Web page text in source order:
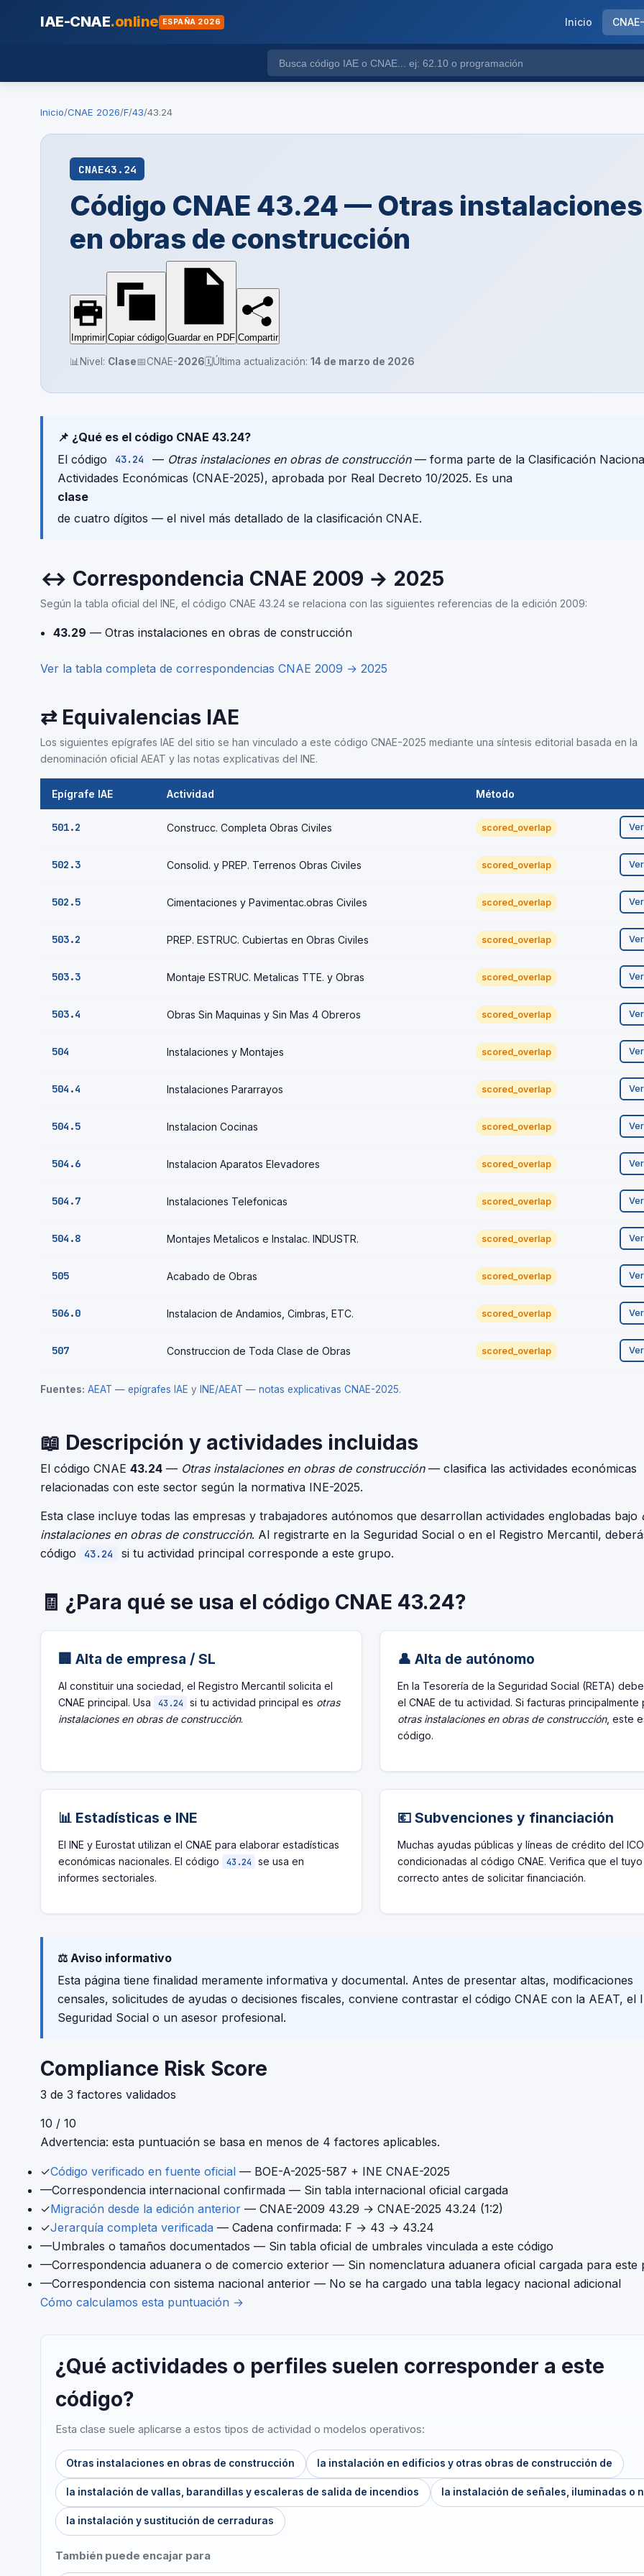
IAE-CNAE.online ESPAÑA 2026 Inicio
Inicio/CNAE 2026/F/43/43.24
CNAE43.24
Código CNAE 43.24 — Otras instalaciones
en obras de construcción
Imprimir Copiar código Guardar en PDF Compartir
📊 Nivel: Clase📅CNAE-2026🗓️Última actualización: 14 de marzo de 2026
📌 ¿Qué es el código CNAE 43.24?
El código
43.24 — Otras instalaciones en obras de construcción— forma parte de la Clasificación
Actividades Económicas (CNAE-2025), aprobada por Real Decreto 10/2025. Es una
clase
de cuatro dígitos — el nivel más detallado de la clasificación CNAE.
↔ Correspondencia CNAE 2009 → 2025
Según la tabla oficial del INE, el código CNAE 43.24 se relaciona con las siguientes referencias de la edición 2009:
43.29 — Otras instalaciones en obras de construcción
Ver la tabla completa de correspondencias CNAE 2009 → 2025
⇄ Equivalencias IAE
Los siguientes epígrafes IAE del sitio se han vinculado a este código CNAE-2025 mediante una síntesis editorial basada en la
denominación oficial AEAT y las notas explicativas del INE.
Epígrafe IAE Actividad Método
501.2 Construcc. Completa Obras Civiles scored_overlap
502.3 Consolid. y PREP. Terrenos Obras Civiles scored_overlap
502.5 Cimentaciones y Pavimentac.obras Civiles scored_overlap
503.2 PREP. ESTRUC. Cubiertas en Obras Civiles scored_overlap
503.3 Montaje ESTRUC. Metalicas TTE. y Obras scored_overlap
503.4 Obras Sin Maquinas y Sin Mas 4 Obreros scored_overlap
504 Instalaciones y Montajes scored_overlap
504.4 Instalaciones Pararrayos scored_overlap
504.5 Instalacion Cocinas scored_overlap
504.6 Instalacion Aparatos Elevadores scored_overlap
504.7 Instalaciones Telefonicas scored_overlap
504.8 Montajes Metalicos e Instalac. INDUSTR. scored_overlap
505 Acabado de Obras scored_overlap
506.0 Instalacion de Andamios, Cimbras, ETC. scored_overlap
507 Construccion de Toda Clase de Obras scored_overlap
Fuentes: AEAT — epígrafes IAE y INE/AEAT — notas explicativas CNAE-2025.
📖 Descripción y actividades incluidas
El código CNAE 43.24 — Otras instalaciones en obras de construcción— clasifica las actividades económicas
relacionadas con este sector según la normativa INE-2025.
Esta clase incluye todas las empresas y trabajadores autónomos que desarrollan actividades englobadas bajo
instalaciones en obras de construcción. Al registrarte en la Seguridad Social o en el Registro Mercantil,
código
43.24 si tu actividad principal corresponde a este grupo.
🧾 ¿Para qué se usa el código CNAE 43.24?
🏢 Alta de empresa / SL
Al constituir una sociedad, el Registro Mercantil solicita el
CNAE principal. Usa
43.24 si tu actividad principal es otras
instalaciones en obras de construcción.
👤 Alta de autónomo
En la Tesorería de la Seguridad Social (RETA)
el CNAE de tu actividad. Si facturas principalmente
otras instalaciones en obras de construcción, este
código.
📊 Estadísticas e INE
El INE y Eurostat utilizan el CNAE para elaborar estadísticas
económicas nacionales. El código
43.24 se usa en
informes sectoriales.
💶 Subvenciones y financiación
Muchas ayudas públicas y líneas de crédito del
condicionadas al código CNAE. Verifica que el tuyo
correcto antes de solicitar financiación.
⚖️ Aviso informativo
Esta página tiene finalidad meramente informativa y documental. Antes de presentar altas, modificaciones
censales, solicitudes de ayudas o decisiones fiscales, conviene contrastar el código CNAE con la AEAT, el
Seguridad Social o un asesor profesional.
Compliance Risk Score
3 de 3 factores validados
10 / 10
Advertencia: esta puntuación se basa en menos de 4 factores aplicables.
✓Código verificado en fuente oficial — BOE-A-2025-587 + INE CNAE-2025
—Correspondencia internacional confirmada — Sin tabla internacional oficial cargada
✓Migración desde la edición anterior — CNAE-2009 43.29 → CNAE-2025 43.24 (1:2)
✓Jerarquía completa verificada — Cadena confirmada: F → 43 → 43.24
—Umbrales o tamaños documentados — Sin tabla oficial de umbrales vinculada a este código
—Correspondencia aduanera o de comercio exterior — Sin nomenclatura aduanera oficial cargada para este
—Correspondencia con sistema nacional anterior — No se ha cargado una tabla legacy nacional adicional
Cómo calculamos esta puntuación →
¿Qué actividades o perfiles suelen corresponder a este
código?
Esta clase suele aplicarse a estos tipos de actividad o modelos operativos:
Otras instalaciones en obras de construcción la instalación en edificios y otras obras de construcción de
la instalación de vallas, barandillas y escaleras de salida de incendios la instalación de señales, iluminadas o
la instalación y sustitución de cerraduras
También puede encajar para